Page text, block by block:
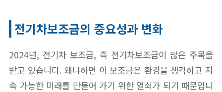
전기차보조금의 중요성과 변화
2024년, 전기차 보조금, 즉 전기차보조금이 많은 주목을
받고 있습니다. 왜냐하면 이 보조금은 환경을 생각하고 지
속 가능한 미래를 만들어 가기 위한 열쇠가 되기 때문입니